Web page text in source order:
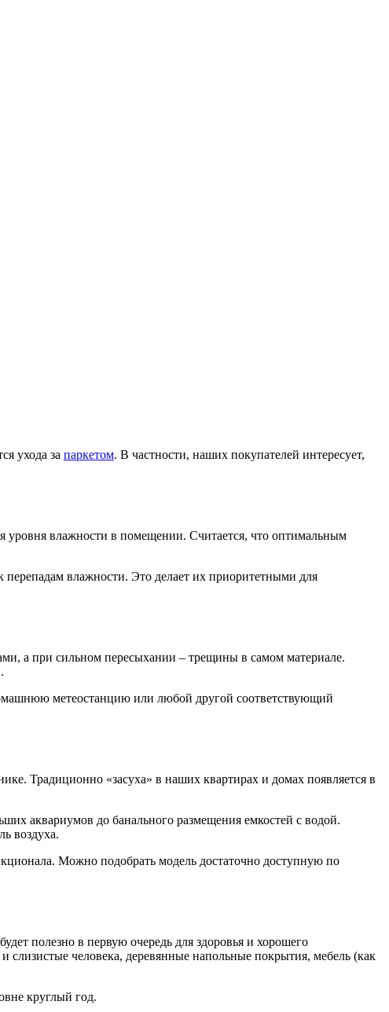
ухода за паркетом. В частности, наших покупателей интересует,
уровня влажности в помещении. Считается, что оптимальным
перепадам влажности. Это делает их приоритетными для
а при сильном пересыхании – трещины в самом материале.
метеостанцию или любой другой соответствующий
Традиционно «засуха» в наших квартирах и домах появляется в
аквариумов до банального размещения емкостей с водой.
воздуха.
Можно подобрать модель достаточно доступную по
полезно в первую очередь для здоровья и хорошего
слизистые человека, деревянные напольные покрытия, мебель (как
круглый год.